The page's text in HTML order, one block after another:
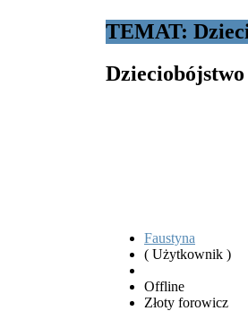
TEMAT:
Faustyna
( Użytkownik )
Offline
Złoty forowicz